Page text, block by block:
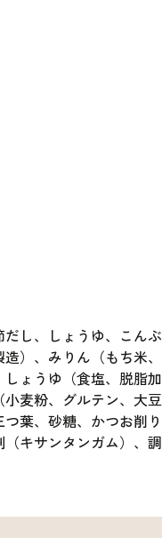
し、しょうゆ、こんぶ
）、みりん（もち米、
ょうゆ（食塩、脱脂加
麦粉、グルテン、大豆
葉、砂糖、かつお削り
キサンタンガム）、調